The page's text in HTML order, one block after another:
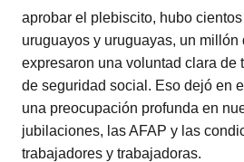
aprobar el plebiscito, hubo
uruguayos y uruguayas, un millón
expresaron una voluntad clara de
de seguridad social. Eso dejó en
una preocupación profunda en
jubilaciones, las AFAP y las
trabajadores y trabajadoras.